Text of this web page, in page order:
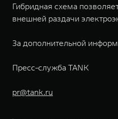
Гибридная схема
внешней раздачи
За дополнительной
Пресс-служба TANK
pr@tank.ru